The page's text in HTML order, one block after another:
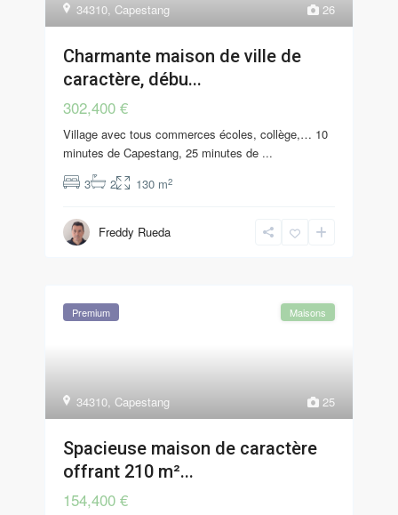
26
34310,Capestang
Charmante maison de ville de
caractère, débu...
302,400 €
Village avec tous commerces écoles, collège,… 10
minutes de Capestang, 25 minutes de ...
3
2 130 m2
Freddy Rueda
25
34310,Capestang
Premium Maisons
Spacieuse maison de caractère
offrant 210 m²...
154,400 €